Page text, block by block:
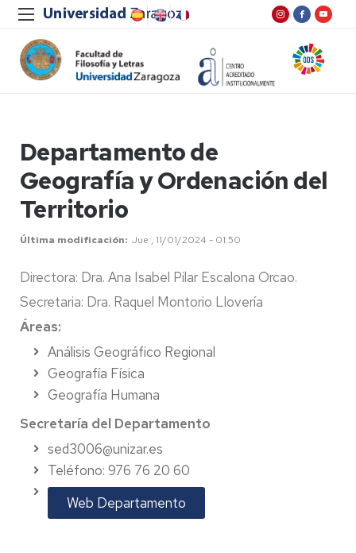
Departamento de
Geografía y Ordenación del
Territorio
Última modificación Jue , 11/01/2024 - 01:50
Directora: Dra. Ana Isabel Pilar Escalona Orcao.
Secretaria: Dra. Raquel Montorio Llovería
Áreas:
Análisis Geográfico Regional
Geografía Física
Geografía Humana
Secretaría del Departamento
sed3006@unizar.es
Teléfono: 976 76 20 60
Web Departamento